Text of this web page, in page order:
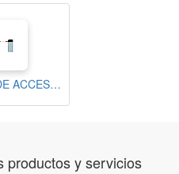
BARRERA DE ACCESO VEHICULAR DERECHA / BRAZO DE ALUMINIO 4m / GABINETE DE ACERO
productos y servicios